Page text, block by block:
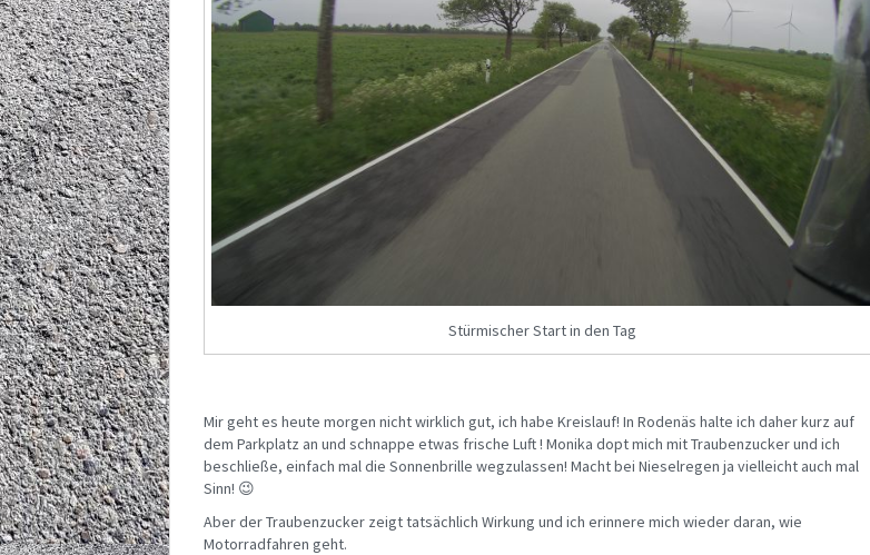
Stürmischer Start in den Tag
Mir geht es heute morgen nicht wirklich gut, ich habe Kreislauf! In Rodenäs halte ich daher kurz auf
dem Parkplatz an und schnappe etwas frische Luft ! Monika dopt mich mit Traubenzucker und ich
beschließe, einfach mal die Sonnenbrille wegzulassen! Macht bei Nieselregen ja vielleicht auch mal
Sinn! 😉
Aber der Traubenzucker zeigt tatsächlich Wirkung und ich erinnere mich wieder daran, wie
Motorradfahren geht.